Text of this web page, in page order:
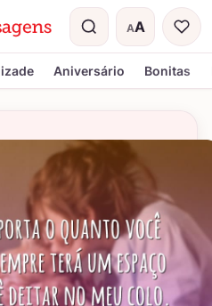
AA
Tamanho do
Aniversário Bonitas